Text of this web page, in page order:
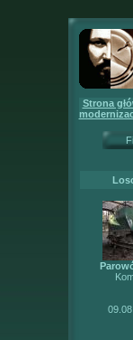
Strona